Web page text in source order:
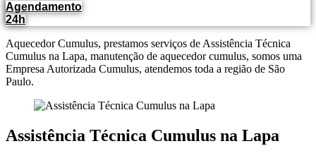
Agendamento
24h
Aquecedor Cumulus, prestamos serviços de Assistência Técnica
Cumulus na Lapa, manutenção de aquecedor cumulus, somos uma
Empresa Autorizada Cumulus, atendemos toda a região de São
Paulo.
Assistência Técnica Cumulus na Lapa